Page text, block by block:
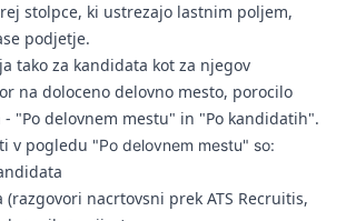
stolpce, ki ustrezajo lastnim poljem,
podjetje.
tako za kandidata kot za njegov
na doloceno delovno mesto, porocilo
- "Po delovnem mestu" in "Po kandidatih".
v pogledu "Po delovnem mestu" so:
(razgovori nacrtovsni prek ATS Recruitis,